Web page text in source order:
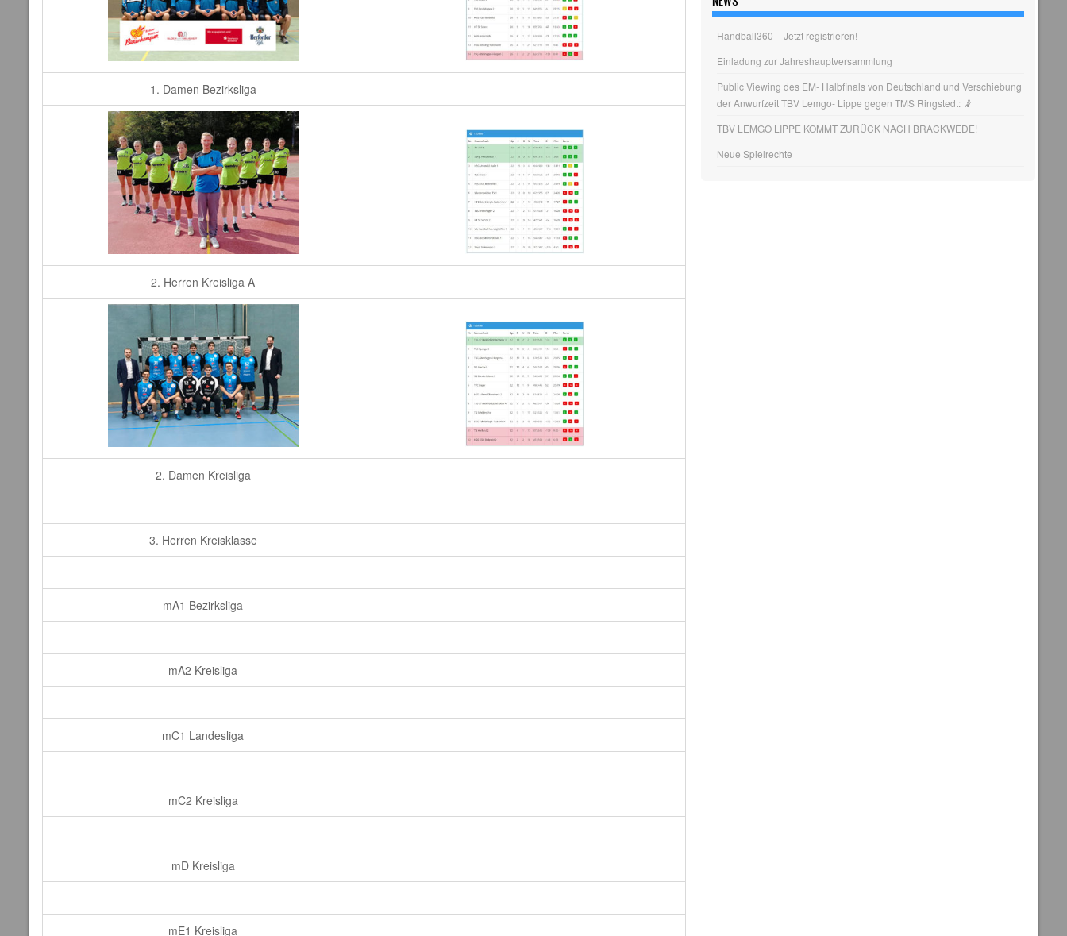
1. Damen Bezirksliga
2. Herren Kreisliga A
2. Damen Kreisliga
3. Herren Kreisklasse
mA1 Bezirksliga
mA2 Kreisliga
mC1 Landesliga
mC2 Kreisliga
mD Kreisliga
mE1 Kreisliga
Handball360 – Jetzt registrieren!
Einladung zur Jahreshauptversammlung
Public Viewing des EM- Halbfinals von Deutschland und Verschiebung
der Anwurfzeit TBV Lemgo- Lippe gegen TMS Ringstedt: 🤾
TBV LEMGO LIPPE KOMMT ZURÜCK NACH BRACKWEDE!
Neue Spielrechte